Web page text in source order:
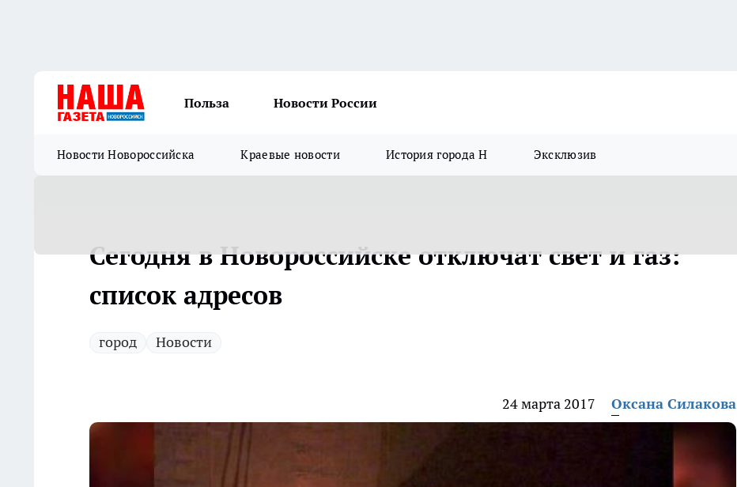
Польза Новости России
Новости Новороссийска Краевые новости История города Н Эксклюзив
Сегодня в Новороссийске отключат свет и газ:
список адресов
город Новости
24 марта 2017 Оксана Силакова